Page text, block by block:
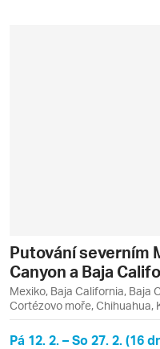
Putování severním
Canyon a Baja
Mexiko, Baja California, Baja
Cortézovo moře, Chihuahua,
poloostrov, Barranca del
Divisadero, La Paz, San José
Pá 12. 2. – So 27. 2. (16